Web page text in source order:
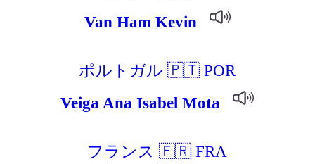
Van Ham Kevin
ポルトガル 🇵🇹 POR
Veiga Ana Isabel Mota
フランス 🇫🇷 FRA